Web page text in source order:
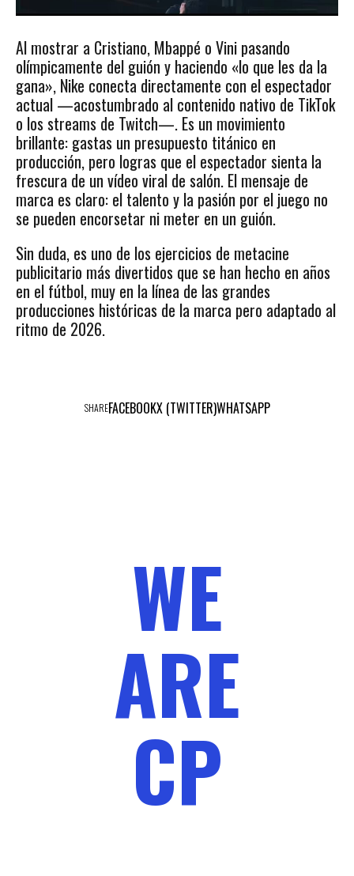
Al mostrar a Cristiano, Mbappé o Vini pasando
olímpicamente del guión y haciendo «lo que les da la
gana», Nike conecta directamente con el espectador
actual —acostumbrado al contenido nativo de TikTok
o los streams de Twitch—. Es un movimiento
brillante: gastas un presupuesto titánico en
producción, pero logras que el espectador sienta la
frescura de un vídeo viral de salón. El mensaje de
marca es claro: el talento y la pasión por el juego no
se pueden encorsetar ni meter en un guión.
Sin duda, es uno de los ejercicios de metacine
publicitario más divertidos que se han hecho en años
en el fútbol, muy en la línea de las grandes
producciones históricas de la marca pero adaptado al
ritmo de 2026.
SHAREFACEBOOKX (TWITTER)WHATSAPP
WE
ARE
CP